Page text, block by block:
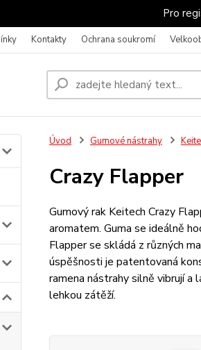
Pro
Kontakty Ochrana soukromí
Úvod Gumové nástrahy
Crazy Flapper
Gumový rak Keitech Crazy
aromatem. Guma se ideálně
Flapper se skládá z různých
úspěšnosti je patentovaná
ramena nástrahy silně vibrují a
lehkou zátěží.